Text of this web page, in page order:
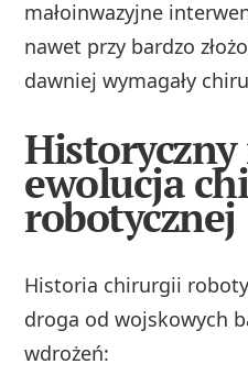
małoinwazyjne
nawet przy bardzo
dawniej wymagały
ewolucja
robotycznej
Historia chirurgii
droga od wojskowych
wdrożeń: